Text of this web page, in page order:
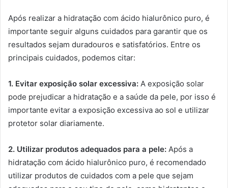
Após realizar a hidratação com ácido hialurônico puro, é
importante seguir alguns cuidados para garantir que os
resultados sejam duradouros e satisfatórios. Entre os
principais cuidados, podemos citar:
1. Evitar exposição solar excessiva: A exposição solar
pode prejudicar a hidratação e a saúde da pele, por isso é
importante evitar a exposição excessiva ao sol e utilizar
protetor solar diariamente.
2. Utilizar produtos adequados para a pele: Após a
hidratação com ácido hialurônico puro, é recomendado
utilizar produtos de cuidados com a pele que sejam